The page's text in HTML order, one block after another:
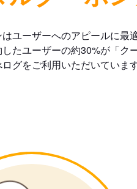
ユーザーへのアピールに最適
たユーザーの約30%が「ク
グをご利用いただいています